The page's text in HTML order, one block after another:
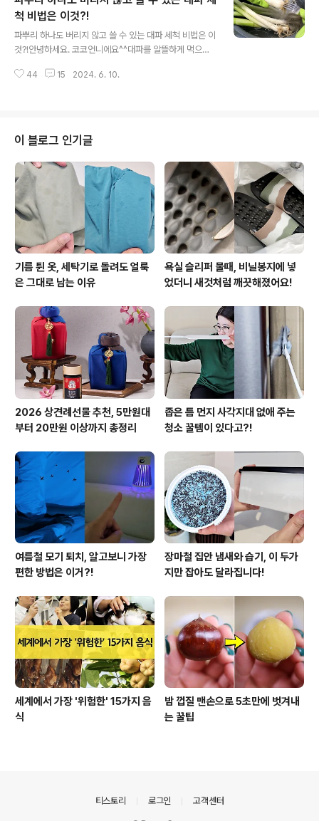
죠. 두부를 냉동실에 보관해보세요! 두부의 단백질 함량
이 증가되고 보관기간도 훨씬 길어져요. 냉동두부를 꺼내
서 포장을 뜯지 않은 상태로 뜨거운 물에 담그면 자연스럽
볼 수 있어요. 건전지도 냉동실에 있으면 왠지 어색
척 비법은 이것?!
파뿌리 하나도 버리지 않고 쓸 수 있는 대파 세척 비법은 이
것?!안녕하세요. 코코언니에요^^대파를 알뜰하게 먹으려
부터 파뿌리까지 하나도 버리지 않고 쓸 수 있는 꼼꼼 세척
는 것도 어려울거 없어요. 대파를 세척할 때 시들시들한
겉잎부터 떼어내는데요. 일단은 그대로 흐르는 물로 씻어
주세요. 줄기나 잎은 세척이 쉽지만 파뿌리에 끼어있
는 흙은 흐르는 물로 씻어도 잘 떨어지지 않죠. 그럴때 포
크를 써보세요~! 파뿌리를 포크로 살살 긁으면 흙이나 이
물질을 깔끔하게 제거할 수 있어요..
44 15 2024. 6. 10.
이 블로그 인기글
기름 튄 옷, 세탁기로 돌려도 얼룩
은 그대로 남는 이유
욕실 슬리퍼 물때, 비닐봉지에 넣
었더니 새것처럼 깨끗해졌어요!
2026 상견례선물 추천, 5만원대
부터 20만원 이상까지 총정리
좁은 틈 먼지 사각지대 없애 주는
청소 꿀템이 있다고?!
여름철 모기 퇴치, 알고보니 가장
편한 방법은 이거?!
장마철 집안 냄새와 습기, 이 두가
지만 잡아도 달라집니다!
세계에서 가장 '위험한' 15가지 음
식
밤 껍질 맨손으로 5초만에 벗겨내
는 꿀팁
티스토리 로그인 고객센터